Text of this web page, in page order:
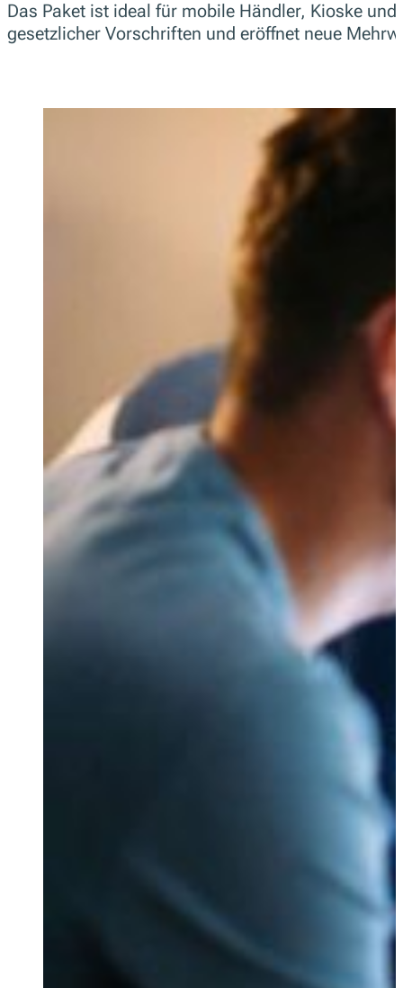
Das Paket ist ideal für mobile Händler, Kioske
gesetzlicher Vorschriften und eröffnet neue